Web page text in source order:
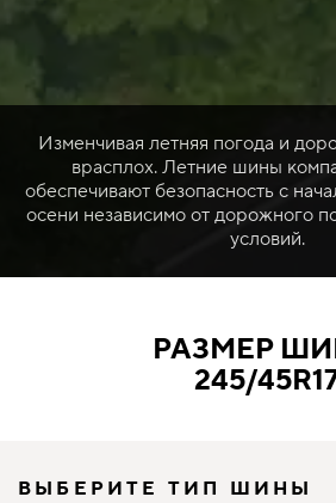
Изменчивая летняя погода и
врасплох. Летние шины
обеспечивают безопасность с
осени независимо от дорожного
условий.
РАЗМЕР
245/
ВЫБЕРИТЕ ТИП ШИНЫ